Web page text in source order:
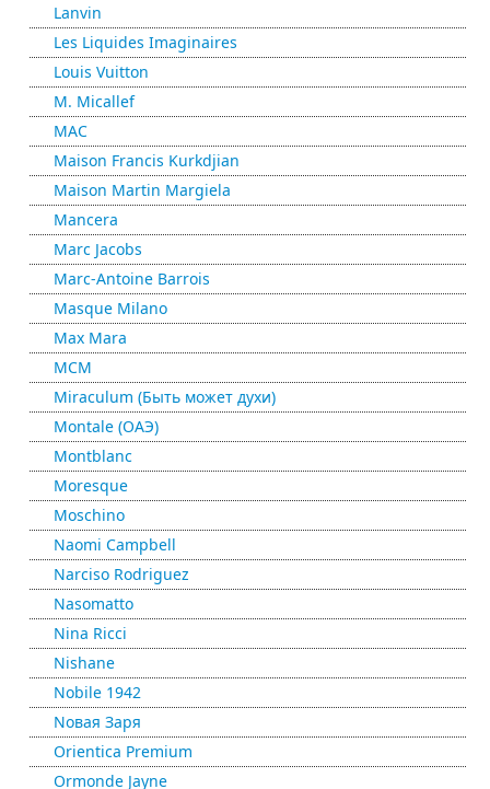
Lanvin
Les Liquides Imaginaires
Louis Vuitton
M. Micallef
MAC
Maison Francis Kurkdjian
Maison Martin Margiela
Mancera
Marc Jacobs
Marc-Antoine Barrois
Masque Milano
Max Mara
MCM
Miraculum (Быть может духи)
Montale (ОАЭ)
Montblanc
Moresque
Moschino
Naomi Campbell
Narciso Rodriguez
Nasomatto
Nina Ricci
Nishane
Nobile 1942
Nовая Заря
Orientica Premium
Ormonde Jayne